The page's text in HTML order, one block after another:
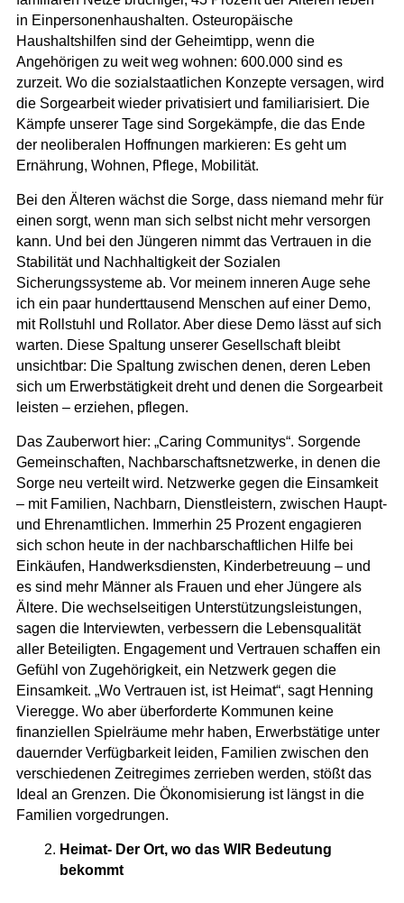
in Einpersonenhaushalten. Osteuropäische
Haushaltshilfen sind der Geheimtipp, wenn die
Angehörigen zu weit weg wohnen: 600.000 sind es
zurzeit. Wo die sozialstaatlichen Konzepte versagen, wird
die Sorgearbeit wieder privatisiert und familiarisiert. Die
Kämpfe unserer Tage sind Sorgekämpfe, die das Ende
der neoliberalen Hoffnungen markieren: Es geht um
Ernährung, Wohnen, Pflege, Mobilität.
Bei den Älteren wächst die Sorge, dass niemand mehr für
einen sorgt, wenn man sich selbst nicht mehr versorgen
kann. Und bei den Jüngeren nimmt das Vertrauen in die
Stabilität und Nachhaltigkeit der Sozialen
Sicherungssysteme ab. Vor meinem inneren Auge sehe
ich ein paar hunderttausend Menschen auf einer Demo,
mit Rollstuhl und Rollator. Aber diese Demo lässt auf sich
warten. Diese Spaltung unserer Gesellschaft bleibt
unsichtbar: Die Spaltung zwischen denen, deren Leben
sich um Erwerbstätigkeit dreht und denen die Sorgearbeit
leisten – erziehen, pflegen.
Das Zauberwort hier: „Caring Communitys“. Sorgende
Gemeinschaften, Nachbarschaftsnetzwerke, in denen die
Sorge neu verteilt wird. Netzwerke gegen die Einsamkeit
– mit Familien, Nachbarn, Dienstleistern, zwischen Haupt-
und Ehrenamtlichen. Immerhin 25 Prozent engagieren
sich schon heute in der nachbarschaftlichen Hilfe bei
Einkäufen, Handwerksdiensten, Kinderbetreuung – und
es sind mehr Männer als Frauen und eher Jüngere als
Ältere. Die wechselseitigen Unterstützungsleistungen,
sagen die Interviewten, verbessern die Lebensqualität
aller Beteiligten. Engagement und Vertrauen schaffen ein
Gefühl von Zugehörigkeit, ein Netzwerk gegen die
Einsamkeit. „Wo Vertrauen ist, ist Heimat“, sagt Henning
Vieregge. Wo aber überforderte Kommunen keine
finanziellen Spielräume mehr haben, Erwerbstätige unter
dauernder Verfügbarkeit leiden, Familien zwischen den
verschiedenen Zeitregimes zerrieben werden, stößt das
Ideal an Grenzen. Die Ökonomisierung ist längst in die
Familien vorgedrungen.
Heimat- Der Ort, wo das WIR Bedeutung
bekommt